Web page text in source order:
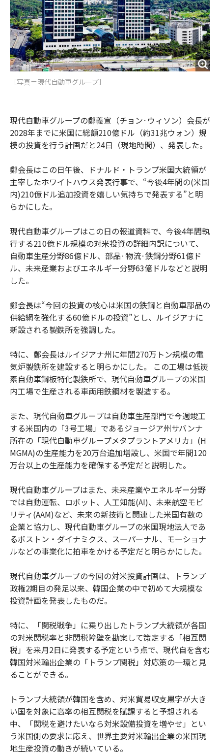
［写真＝現代自動車グループ］
現代自動車グループの鄭義宣（チョン·ウィソン）会長が
2028年までに米国に総額210億ドル（約31兆ウォン）規
模の投資を行う計画だと24日（現地時間）、発表した。
鄭会長はこの日午後、ドナルド・トランプ米国大統領が
主宰したホワイトハウス発表行事で、“今後4年間の(米国
内)210億ドル追加投資を嬉しい気持ちで発表する”と明
らかにした。
現代自動車グループはこの日の報道資料で、今後4年間執
行する210億ドル規模の対米投資の詳細内訳について、
自動車生産分野86億ドル、部品·物流·鉄鋼分野61億ド
ル、未来産業およびエネルギー分野63億ドルなどと説明
した。
鄭会長は“今回の投資の核心は米国の鉄鋼と自動車部品の
供給網を強化する60億ドルの投資”とし、ルイジアナに
新設される製鉄所を強調した。
特に、鄭会長はルイジアナ州に年間270万トン規模の電
気炉製鉄所を建設すると明らかにした。 この工場は低炭
素自動車鋼板特化製鉄所で、現代自動車グループの米国
内工場で生産される車両用鉄鋼材を製造する。
また、現代自動車グループは自動車生産部門で今週竣工
する米国内の「3号工場」であるジョージア州サバンナ
所在の「現代自動車グループメタプラントアメリカ」(H
MGMA)の生産能力を20万台追加増設し、米国で年間120
万台以上の生産能力を確保する予定だと説明した。
現代自動車グループはまた、未来産業やエネルギー分野
では自動運転、ロボット、人工知能(AI)、未来航空モビ
リティ(AAM)など、未来の新技術と関連した米国有数の
企業と協力し、現代自動車グループの米国現地法人であ
るボストン・ダイナミクス、スーパーナル、モーショナ
ルなどの事業化に拍車をかける予定だと明らかにした。
現代自動車グループの今回の対米投資計画は、トランプ
政権2期目の発足以来、韓国企業の中で初めて大規模な
投資計画を発表したものだ。
特に、「関税戦争」に乗り出したトランプ大統領が各国
の対米関税率と非関税障壁を勘案して策定する「相互関
税」を来月2日に発表する予定という点で、現代自を含む
韓国対米輸出企業の「トランプ関税」対応策の一環と見
ることができる。
トランプ大統領が韓国を含め、対米貿易収支黒字が大き
い国を対象に高率の相互関税を賦課すると予想される
中、「関税を避けたいなら対米設備投資を増やせ」とい
う米国側の要求に応え、世界主要対米輸出企業の米国現
地生産投資の動きが続いている。